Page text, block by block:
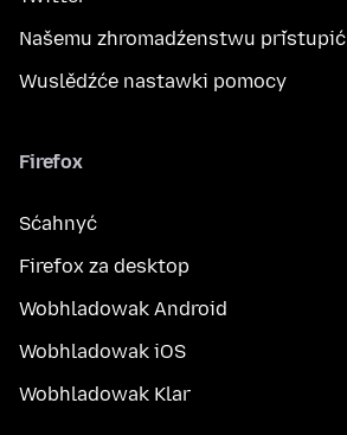
Našemu zhromadźenstwu přistupić
Wuslědźće nastawki pomocy
Firefox
Sćahnyć
Firefox za desktop
Wobhladowak Android
Wobhladowak iOS
Wobhladowak Klar